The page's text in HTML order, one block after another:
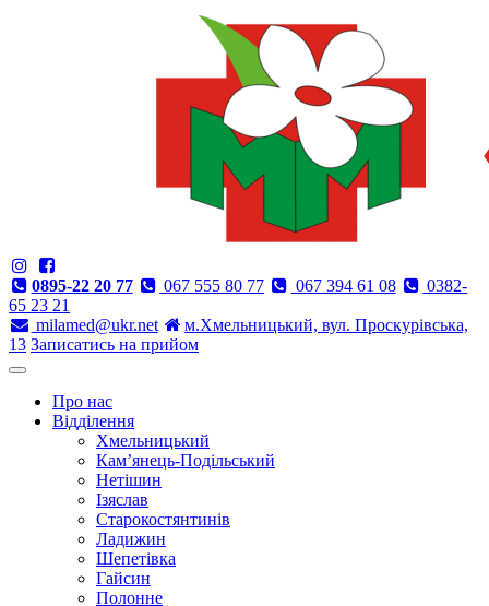
0895-22 20 77 067 555 80 77 067 394 61 08
0382-
65 23 21
milamed@ukr.net
м.Хмельницький, вул. Проскурівська,
13 Записатись на прийом
Про нас
Відділення
Хмельницький
Кам’янець-Подільський
Нетішин
Ізяслав
Старокостянтинів
Ладижин
Шепетівка
Гайсин
Полонне